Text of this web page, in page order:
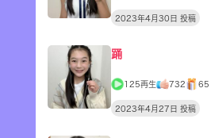
2023年4月30日 投稿
踊
125再生 732 65
2023年4月27日 投稿